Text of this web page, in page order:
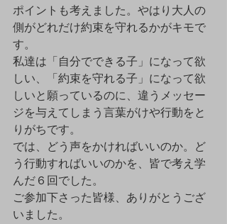
ポイントも考えました。やはり大人の
側がどれだけ約束を守れるかがキモで
す。
私達は「自分でできる子」になって欲
しい、「約束を守れる子」になって欲
しいと願っているのに、違うメッセー
ジを与えてしまう言葉がけや行動をと
りがちです。
では、どう声をかければいいのか。ど
う行動すればいいのかを、皆で考え学
んだ６回でした。
ご参加下さった皆様、ありがとうござ
いました。